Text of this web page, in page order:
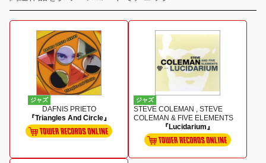
ジャズ
DAFNIS PRIETO
『Triangles And Circle』
ジャズ
STEVE COLEMAN , STEVE
COLEMAN & FIVE ELEMENTS
『Lucidarium』